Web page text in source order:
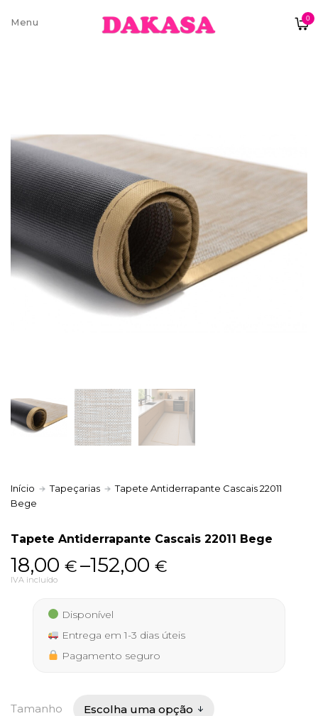
0
Sobre nós
Pagamentos e Envios
Trocas e Devoluções
Termos e condições
Início Tapeçarias
Tapete Antiderrapante Cascais 22011
Bege
Tapete Antiderrapante Cascais 22011 Bege
18,00 €–152,00€
Price
range:
18,00 €
through
152,00 €
IVA incluído
Disponível
Entrega em 1-3 dias úteis
Pagamento seguro
Tamanho